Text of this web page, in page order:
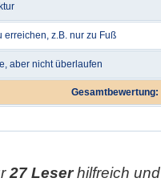
erreichen, z.B. nur zu Fuß
aber nicht überlaufen
Gesamtbewertung:
27 Leserhilfreich